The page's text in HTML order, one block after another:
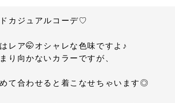
カジュアルコーデ♡
レア🤭オシャレな色味ですよ♪
り向かないカラーですが、
て合わせると着こなせちゃいます◎